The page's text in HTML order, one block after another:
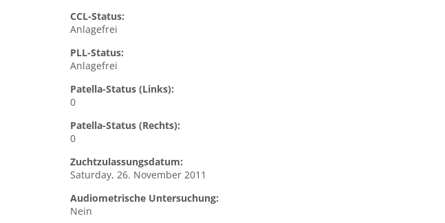
CCL-Status:
Anlagefrei
PLL-Status:
Anlagefrei
Patella-Status (Links):
0
Patella-Status (Rechts):
0
Zuchtzulassungsdatum:
Saturday, 26. November 2011
Audiometrische Untersuchung:
Nein